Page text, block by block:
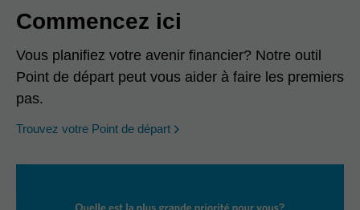
Commencez ici
Vous planifiez votre avenir financier? Notre outil
Point de départ peut vous aider à faire les premiers
pas.
Trouvez votre Point de départ opens in a new window